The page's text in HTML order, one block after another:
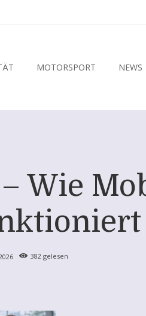
MOTORSPORT NEWS
Wie
382gelesen